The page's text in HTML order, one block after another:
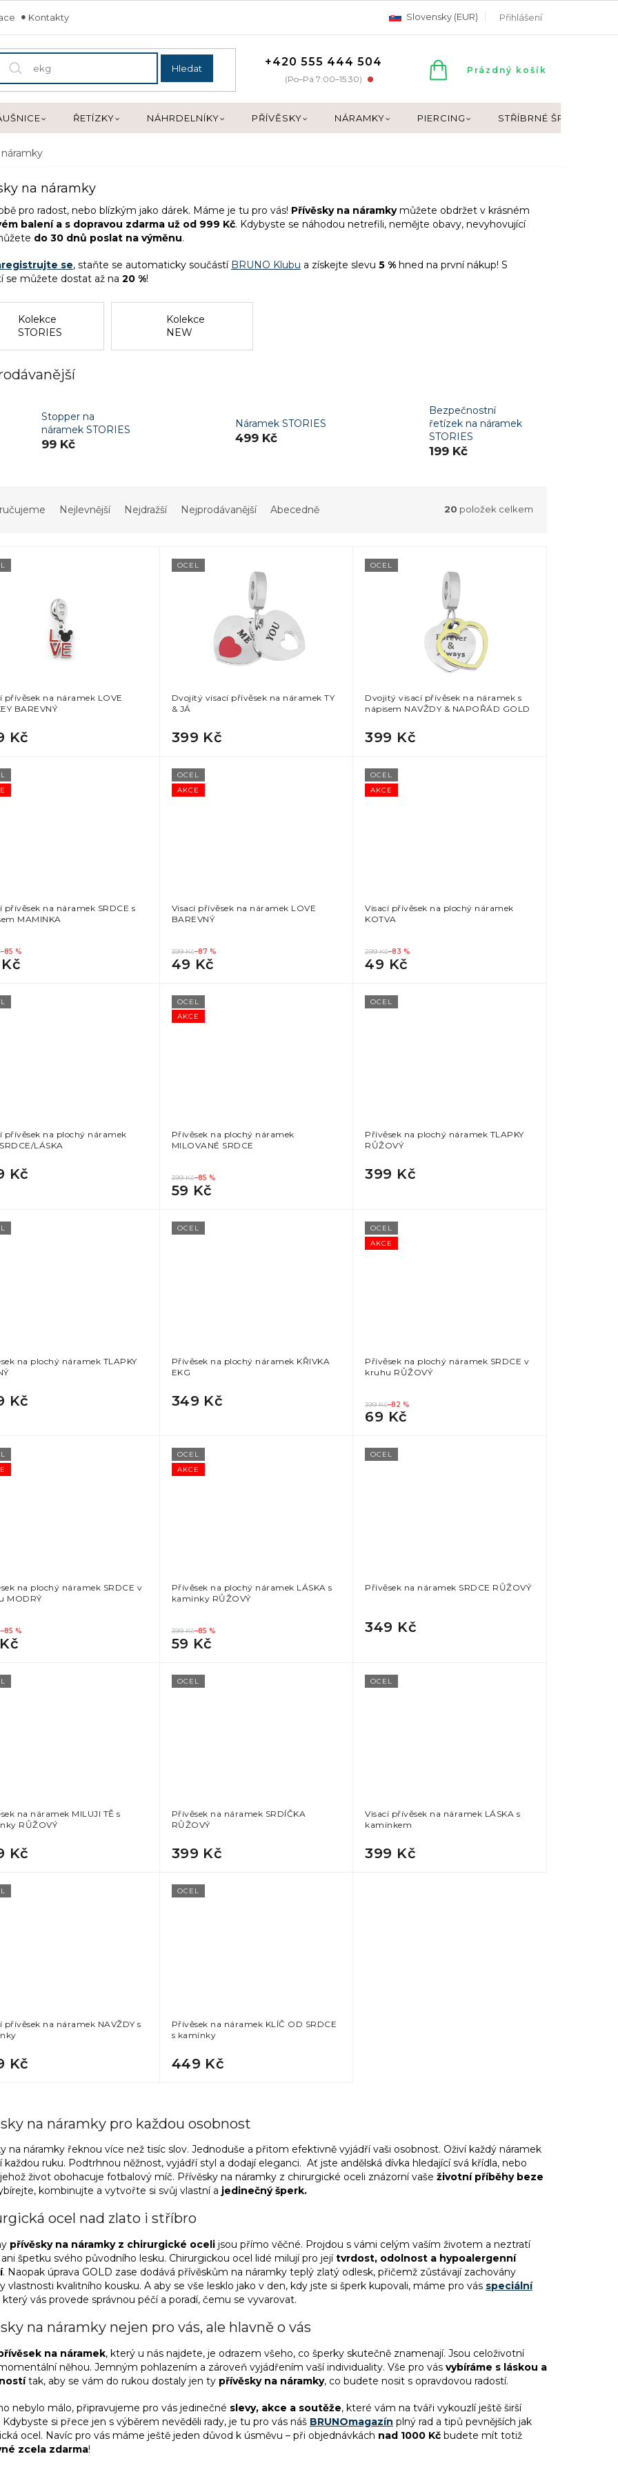
Kontakty Slovensky (EUR) Přihlášení
Hledat +420 555 444 504
(Po–Pá 7:00–15:30)
NÁKUPNÍ
Prázdný košík
ŘETÍZKY NÁHRDELNÍKY PŘÍVĚSKY NÁRAMKY PIERCING STŘÍBRNÉ ŠPERKY
na náramky
pro radost, nebo blízkým jako dárek. Máme je tu pro vás! Přívěsky na náramkymůžete obdržet v krásném
balení a s dopravou zdarma už od 999 Kč. Kdybyste se náhodou netrefili, nemějte obavy, nevyhovující
do 30 dnů poslat na výměnu.
se, staňte se automaticky součástí BRUNO Klubu a získejte slevu 5 % hned na první nákup! S
se můžete dostat až na 20 %!
Kolekce
STORIES
Kolekce
NEW
Stopper na
náramek STORIES
99 Kč
Náramek STORIES
499 Kč
Bezpečnostní
řetízek na náramek
STORIES
199 Kč
Nejlevnější Nejdražší Nejprodávanější Abecedně 20 položek celkem
přívěsek na náramek LOVE
BAREVNÝ
Kč
OCEL
Dvojitý visací přívěsek na náramek TY
& JÁ
399 Kč
OCEL
Dvojitý visací přívěsek na náramek s
nápisem NAVŽDY & NAPOŘÁD GOLD
399 Kč
přívěsek na náramek SRDCE s
MAMINKA
–85 %
AKCE
OCEL
Visací přívěsek na náramek LOVE
BAREVNÝ
399 Kč–87 %
49 Kč
AKCE
OCEL
Visací přívěsek na plochý náramek
KOTVA
299 Kč–83 %
49 Kč
přívěsek na plochý náramek
LÁSKA
Kč
AKCE
OCEL
Přívěsek na plochý náramek
MILOVANÉ SRDCE
399 Kč–85 %
59 Kč
OCEL
Přívěsek na plochý náramek TLAPKY
RŮŽOVÝ
399 Kč
na plochý náramek TLAPKY
Kč
OCEL
Přívěsek na plochý náramek KŘIVKA
EKG
349 Kč
AKCE
OCEL
Přívěsek na plochý náramek SRDCE v
kruhu RŮŽOVÝ
399 Kč–82 %
69 Kč
na plochý náramek SRDCE v
MODRÝ
–85 %
AKCE
OCEL
Přívěsek na plochý náramek LÁSKA s
kamínky RŮŽOVÝ
399 Kč–85 %
59 Kč
OCEL
Přívěsek na náramek SRDCE RŮŽOVÝ
349 Kč
na náramek MILUJI TĚ s
RŮŽOVÝ
Kč
OCEL
Přívěsek na náramek SRDÍČKA
RŮŽOVÝ
399 Kč
OCEL
Visací přívěsek na náramek LÁSKA s
kamínkem
399 Kč
přívěsek na náramek NAVŽDY s
Kč
OCEL
Přívěsek na náramek KLÍČ OD SRDCE
s kamínky
449 Kč
d
a
c
í
k
y
v
ý
p
s
u
na náramky pro každou osobnost
na náramky řeknou více než tisíc slov. Jednoduše a přitom efektivně vyjádří vaši osobnost. Oživí každý náramek
každou ruku. Podtrhnou něžnost, vyjádří styl a dodají eleganci. Ať jste andělská dívka hledající svá křídla, nebo
život obohacuje fotbalový míč. Přívěsky na náramky z chirurgické oceli znázorní vaše životní příběhy beze
kombinujte a vytvořte si svůj vlastní a jedinečný šperk.
ocel nad zlato i stříbro
přívěsky na náramky z chirurgické oceli jsou přímo věčné. Projdou s vámi celým vaším životem a neztratí
špetku svého původního lesku. Chirurgickou ocel lidé milují pro jejítvrdost, odolnost a hypoalergenní
. Naopak úprava GOLD zase dodává přívěskům na náramky teplý zlatý odlesk, přičemž zůstávají zachovány
vlastnosti kvalitního kousku. A aby se vše lesklo jako v den, kdy jste si šperk kupovali, máme pro vás speciální
který vás provede správnou péčí a poradí, čemu se vyvarovat.
na náramky nejen pro vás, ale hlavně o vás
na náramek, který u nás najdete, je odrazem všeho, co šperky skutečně znamenají. Jsou celoživotní
něhou. Jemným pohlazením a zároveň vyjádřením vaší individuality. Vše pro vás vybíráme s láskou a
tak, aby se vám do rukou dostaly jen ty přívěsky na náramky, co budete nosit s opravdovou radostí.
nebylo málo, připravujeme pro vás jedinečné slevy, akce a soutěže, které vám na tváři vykouzlí ještě širší
Kdybyste si přece jen s výběrem nevěděli rady, je tu pro vás náš BRUNOmagazín plný rad a tipů pevnějších jak
ocel. Navíc pro vás máme ještě jeden důvod k úsměvu – při objednávkách nad 1000 Kč budete mít totiž
zcela zdarma!